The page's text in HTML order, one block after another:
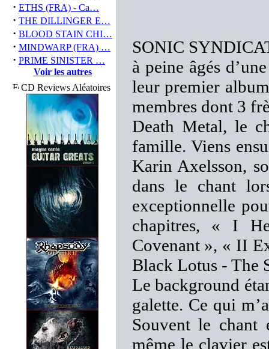
· ETHS (FRA) - Ca…
· THE DILLINGER E…
· BLOOD STAIN CHI…
· MINDWARP (FRA) …
· PRIME SINISTER …
Voir les autres
CD Reviews Aléatoires
SONIC
à peine âgés
leur premier
membres dont 3
Death Metal, le
famille. Viens
Karin Axelsson,
dans le chant
exceptionnelle
chapitres, « I
Covenant », « II
Black Lotus - The
Le background
galette. Ce qui
Souvent le chant
même le clavier